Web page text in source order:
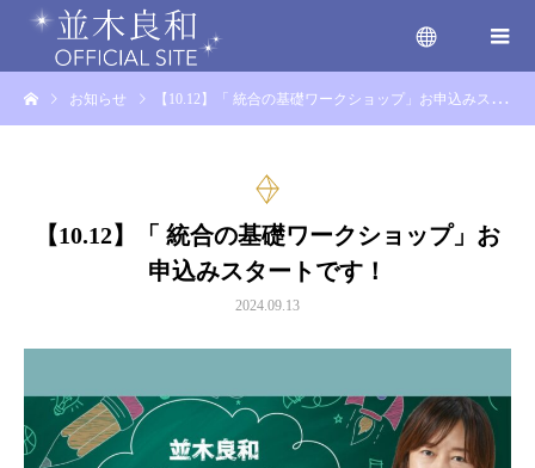
menu
お知らせ 【10.12】「 統合の基礎ワークショップ」お申込みスタートです！
【10.12】「 統合の基礎ワークショップ」お
申込みスタートです！
2024.09.13